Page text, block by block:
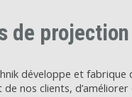
de
développe et
nos clients,